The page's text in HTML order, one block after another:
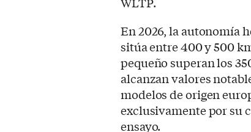
En 2026, la autonomía
sitúa entre 400 y 500
pequeño superan los
alcanzan valores
modelos de origen
exclusivamente por su
ensayo.